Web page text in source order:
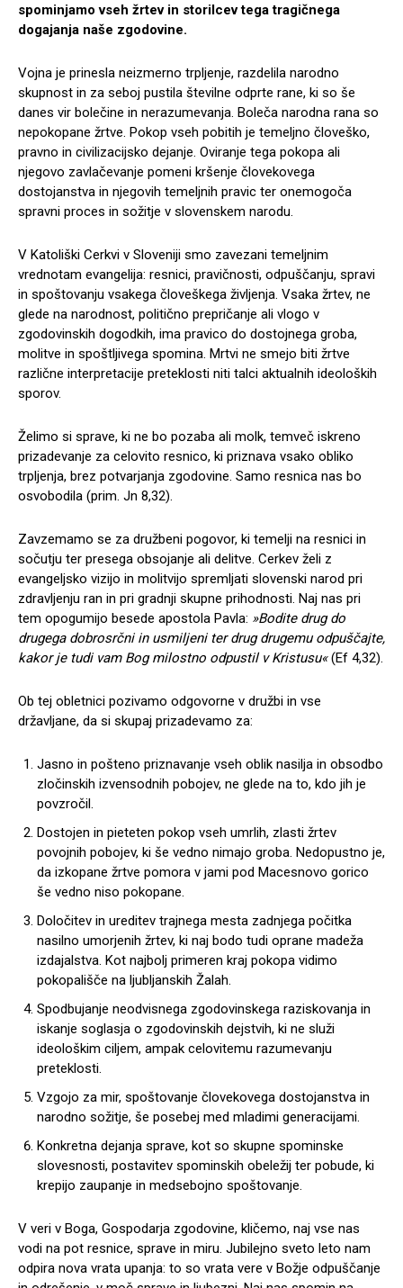
spominjamo vseh žrtev in storilcev tega tragičnega
dogajanja naše zgodovine.
Vojna je prinesla neizmerno trpljenje, razdelila narodno
skupnost in za seboj pustila številne odprte rane, ki so še
danes vir bolečine in nerazumevanja. Boleča narodna rana so
nepokopane žrtve. Pokop vseh pobitih je temeljno človeško,
pravno in civilizacijsko dejanje. Oviranje tega pokopa ali
njegovo zavlačevanje pomeni kršenje človekovega
dostojanstva in njegovih temeljnih pravic ter onemogoča
spravni proces in sožitje v slovenskem narodu.
V Katoliški Cerkvi v Sloveniji smo zavezani temeljnim
vrednotam evangelija: resnici, pravičnosti, odpuščanju, spravi
in spoštovanju vsakega človeškega življenja. Vsaka žrtev, ne
glede na narodnost, politično prepričanje ali vlogo v
zgodovinskih dogodkih, ima pravico do dostojnega groba,
molitve in spoštljivega spomina. Mrtvi ne smejo biti žrtve
različne interpretacije preteklosti niti talci aktualnih ideoloških
sporov.
Želimo si sprave, ki ne bo pozaba ali molk, temveč iskreno
prizadevanje za celovito resnico, ki priznava vsako obliko
trpljenja, brez potvarjanja zgodovine. Samo resnica nas bo
osvobodila (prim. Jn 8,32).
Zavzemamo se za družbeni pogovor, ki temelji na resnici in
sočutju ter presega obsojanje ali delitve. Cerkev želi z
evangeljsko vizijo in molitvijo spremljati slovenski narod pri
zdravljenju ran in pri gradnji skupne prihodnosti. Naj nas pri
tem opogumijo besede apostola Pavla: »Bodite drug do
drugega dobrosrčni in usmiljeni ter drug drugemu odpuščajte,
kakor je tudi vam Bog milostno odpustil v Kristusu«(Ef 4,32).
Ob tej obletnici pozivamo odgovorne v družbi in vse
državljane, da si skupaj prizadevamo za:
Jasno in pošteno priznavanje vseh oblik nasilja in obsodbo
zločinskih izvensodnih pobojev, ne glede na to, kdo jih je
povzročil.
Dostojen in pieteten pokop vseh umrlih, zlasti žrtev
povojnih pobojev, ki še vedno nimajo groba. Nedopustno je,
da izkopane žrtve pomora v jami pod Macesnovo gorico
še vedno niso pokopane.
Določitev in ureditev trajnega mesta zadnjega počitka
nasilno umorjenih žrtev, ki naj bodo tudi oprane madeža
izdajalstva. Kot najbolj primeren kraj pokopa vidimo
pokopališče na ljubljanskih Žalah.
Spodbujanje neodvisnega zgodovinskega raziskovanja in
iskanje soglasja o zgodovinskih dejstvih, ki ne služi
ideološkim ciljem, ampak celovitemu razumevanju
preteklosti.
Vzgojo za mir, spoštovanje človekovega dostojanstva in
narodno sožitje, še posebej med mladimi generacijami.
Konkretna dejanja sprave, kot so skupne spominske
slovesnosti, postavitev spominskih obeležij ter pobude, ki
krepijo zaupanje in medsebojno spoštovanje.
V veri v Boga, Gospodarja zgodovine, kličemo, naj vse nas
vodi na pot resnice, sprave in miru. Jubilejno sveto leto nam
odpira nova vrata upanja: to so vrata vere v Božje odpuščanje